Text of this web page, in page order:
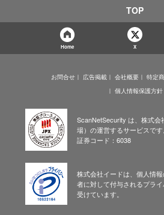
TOP
Home X
お問合せ 広告掲載 会社概要
特定
個人情報保護方針
ScanNetSecurity は、株式会
場）の運営するサービスです。
証券コード：6038
株式会社イードは、個人情
者に対して付与されるプラ
受けています。